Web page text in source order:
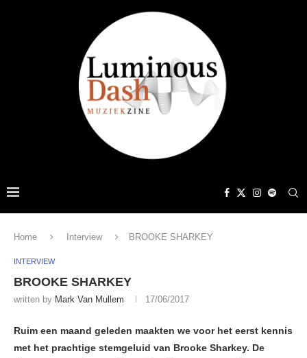
Home Interview BROOKE SHARKEY
INTERVIEW
BROOKE SHARKEY
written by Mark Van Mullem 17/06/2017
Ruim een maand geleden maakten we voor het eerst kennis
met het prachtige stemgeluid van Brooke Sharkey. De